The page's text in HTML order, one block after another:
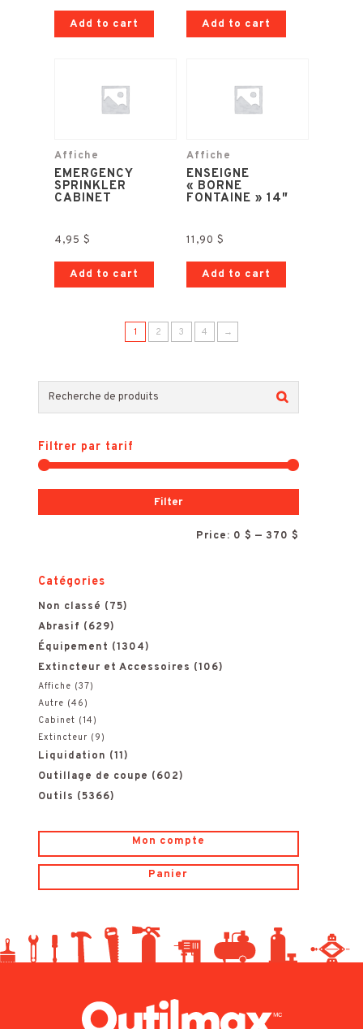
Add to cart Add to cart
Affiche
EMERGENCY
SPRINKLER
CABINET
4,95 $
Add to cart
Affiche
ENSEIGNE
« BORNE
FONTAINE » 14″
11,90$
Add to cart
1 2 3 4 →
c
e
h
e
o
u
r
:
Filtrer par tarif
Filter
Price: 0 $ — 370 $
Catégories
Non classé (75)
Abrasif (629)
Équipement (1304)
Extincteur et Accessoires (106)
Affiche (37)
Autre (46)
Cabinet (14)
Extincteur (9)
Liquidation (11)
Outillage de coupe (602)
Outils (5366)
Mon compte
Panier